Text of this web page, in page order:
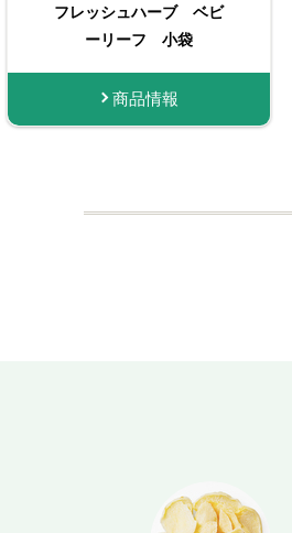
おろし生にんにく
商品情報
フレッシュハーブ ベビ
ーリーフ 小袋
商品情報